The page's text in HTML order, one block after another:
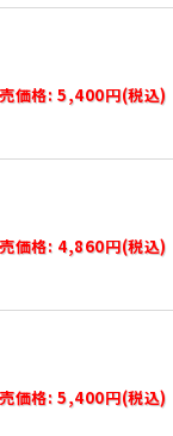
価格: 5,400円(税込)
価格: 4,860円(税込)
価格: 5,400円(税込)